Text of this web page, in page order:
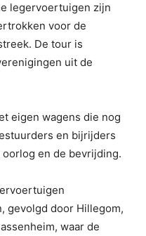
legervoertuigen zijn
voor de
De tour is
uit de
eigen wagens die nog
en bijrijders
en de bevrijding.
gevolgd door Hillegom,
waar de